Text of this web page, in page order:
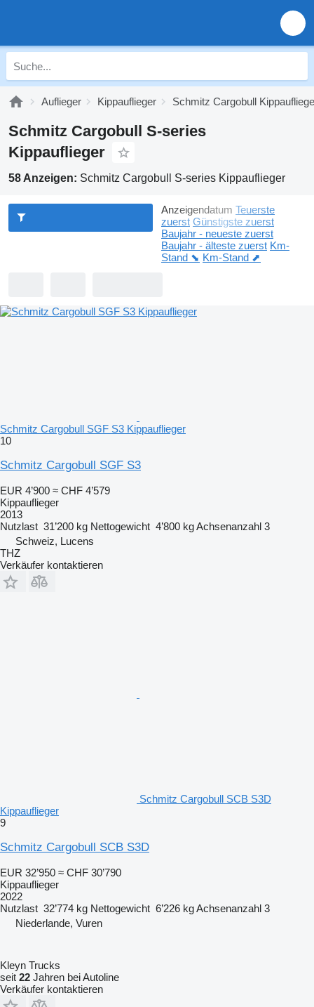
Auflieger Kippauflieger Schmitz Cargobull
Schmitz Cargobull S-series
Kippauflieger
58 Anzeigen: Schmitz Cargobull S-series Kippauflieger
Anzeigendatum Teuerste
zuerst Günstigste zuerst
Baujahr - neueste zuerst
Baujahr - älteste zuerst Km-
Stand ⬊ Km-Stand ⬈
Schmitz Cargobull SGF S3 Kippauflieger
10
Schmitz Cargobull SGF S3
EUR 4’900 ≈ CHF 4’579
Kippauflieger
2013
Nutzlast 31’200 kg Nettogewicht 4’800 kgAchsenanzahl 3
Schweiz, Lucens
THZ
Verkäufer kontaktieren
Schmitz Cargobull SCB S3D
Kippauflieger
9
Schmitz Cargobull SCB S3D
EUR 32’950 ≈ CHF 30’790
Kippauflieger
2022
Nutzlast 32’774 kg Nettogewicht 6’226 kgAchsenanzahl 3
Niederlande, Vuren
Kleyn Trucks
seit 22 Jahren bei Autoline
Verkäufer kontaktieren